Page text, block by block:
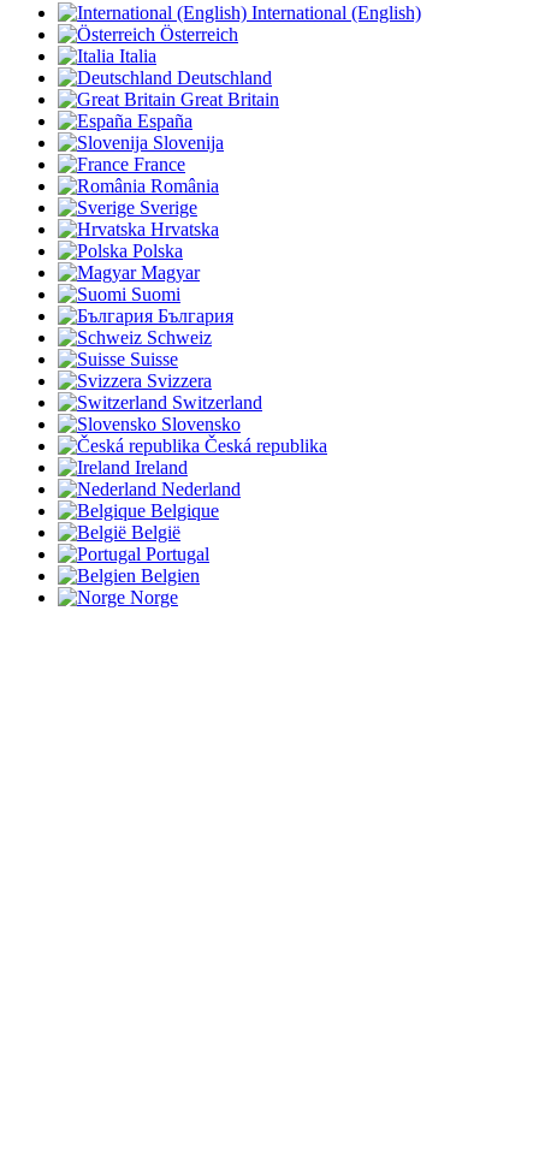
International (English)
Österreich
Italia
Deutschland
Great Britain
España
Slovenija
France
România
Sverige
Hrvatska
Polska
Magyar
Suomi
България
Schweiz
Suisse
Svizzera
Switzerland
Slovensko
Česká republika
Ireland
Nederland
Belgique
België
Portugal
Belgien
Norge